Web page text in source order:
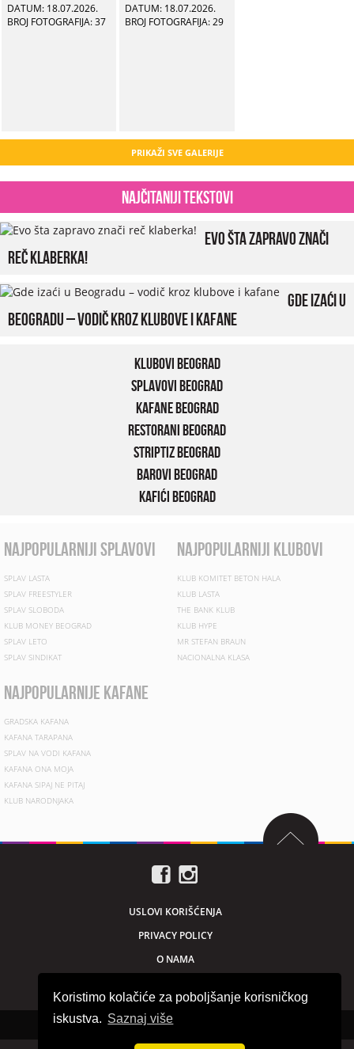
Koristimo kolačiće za poboljšanje korisničkog
iskustva. Saznaj više
DATUM: 18.07.2026.
BROJ FOTOGRAFIJA: 37
DATUM: 18.07.2026.
BROJ FOTOGRAFIJA: 29
PRIKAŽI SVE GALERIJE
Najčitaniji tekstovi
Evo šta zapravo znači
reč klaberka!
Gde izaći u
Beogradu – vodič kroz klubove i kafane
Klubovi Beograd
Splavovi Beograd
Kafane Beograd
Restorani Beograd
Striptiz Beograd
Barovi Beograd
Kafići Beograd
najpopularniji splavovi
SPLAV LASTA
SPLAV FREESTYLER
SPLAV SLOBODA
KLUB MONEY BEOGRAD
SPLAV LETO
SPLAV SINDIKAT
najpopularniji klubovi
KLUB KOMITET BETON HALA
KLUB LASTA
THE BANK KLUB
KLUB HYPE
MR STEFAN BRAUN
NACIONALNA KLASA
najpopularnije kafane
GRADSKA KAFANA
KAFANA TARAPANA
SPLAV NA VODI KAFANA
KAFANA ONA MOJA
KAFANA SIPAJ NE PITAJ
KLUB NARODNJAKA
USLOVI KORIŠĆENJA
PRIVACY POLICY
O NAMA
Sva prava zadržana © 2026. beogradnocu.com